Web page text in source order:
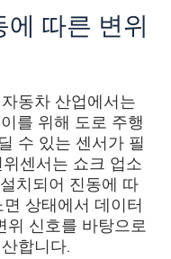
따른 변위
동차 산업에서는
를 위해 도로 주행
수 있는 센서가 필
센서는 쇼크 업소
치되어 진동에 따
상태에서 데이터
위 신호를 바탕으로
합니다.